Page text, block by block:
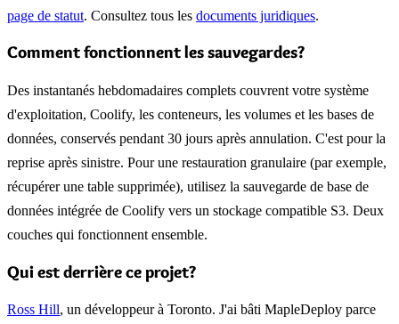
page de statut. Consultez tous les documents juridiques.
Comment fonctionnent les sauvegardes?
Des instantanés hebdomadaires complets couvrent votre système
d'exploitation, Coolify, les conteneurs, les volumes et les bases de
données, conservés pendant 30 jours après annulation. C'est pour la
reprise après sinistre. Pour une restauration granulaire (par exemple,
récupérer une table supprimée), utilisez la sauvegarde de base de
données intégrée de Coolify vers un stockage compatible S3. Deux
couches qui fonctionnent ensemble.
Qui est derrière ce projet?
Ross Hill, un développeur à Toronto. J'ai bâti MapleDeploy parce